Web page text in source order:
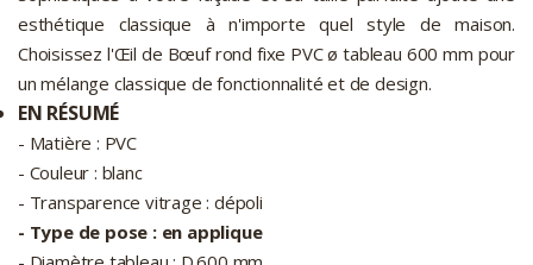
esthétique classique à n'importe quel style de maison.
Choisissez l'Œil de Bœuf rond fixe PVC ø tableau 600 mm pour
un mélange classique de fonctionnalité et de design.
EN RÉSUMÉ
- Matière : PVC
- Couleur : blanc
- Transparence vitrage : dépoli
- Type de pose : en applique